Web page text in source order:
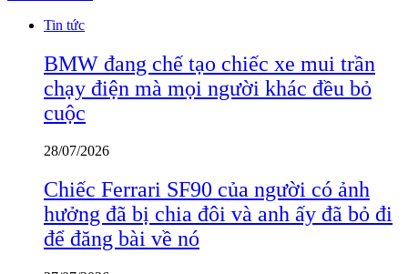
Tin tức
BMW đang chế tạo chiếc xe mui trần
chạy điện mà mọi người khác đều bỏ
cuộc
28/07/2026
Chiếc Ferrari SF90 của người có ảnh
hưởng đã bị chia đôi và anh ấy đã bỏ đi
để đăng bài về nó